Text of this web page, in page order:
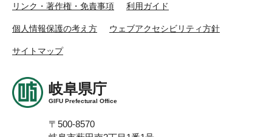
リンク・著作権・免責事項 利用ガイド
個人情報保護の考え方 ウェブアクセシビリティ方針
サイトマップ
岐阜県庁
GIFU Prefectural Office
〒500-8570